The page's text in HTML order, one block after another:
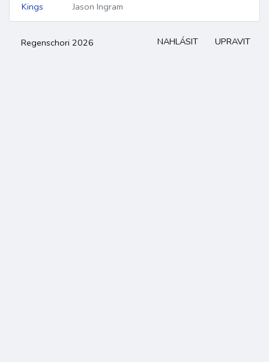
Kings
Jason Ingram
Regenschori 2026 NAHLÁSIT UPRAVIT